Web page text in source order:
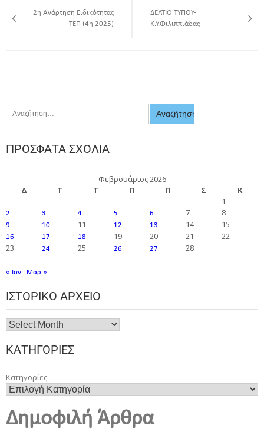
2η Ανάρτηση Ειδικότητας
ΤΕΠ (4η 2025)
ΔΕΛΤΙΟ ΤΥΠΟΥ-
Κ.Υ.Φιλιππιάδας
ΠΡΌΣΦΑΤΑ ΣΧΌΛΙΑ
Φεβρουάριος 2026
Δ
Τ Τ Π Π Σ
Κ
1
2 3 4 5 6 7 8
9 10 11 12 13 14 15
16 17 18 19 20 21
22
23
24 25 26 27 28
« Ιαν Μαρ »
ΙΣΤΟΡΙΚΌ ΑΡΧΕΊΟ
ΚΑΤΗΓΟΡΊΕΣ
Κατηγορίες
Δημοφιλή Άρθρα